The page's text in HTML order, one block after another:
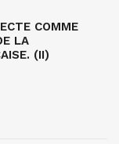
COMME
LA
(II)